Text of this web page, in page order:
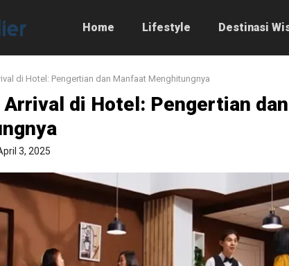
Home Lifestyle Destinasi
di Hotel: Pengertian dan Manfaat Menghitungnya
Arrival di Hotel: Pengertian
3, 2025